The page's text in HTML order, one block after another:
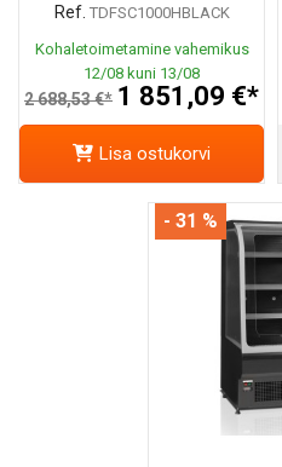
Ref. TDFSC1000HBLACK
Kohaletoimetamine vahemikus
12/08 kuni 13/08
2 688,53 €* 1 851,09 €*
Lisa ostukorvi
- 31 %